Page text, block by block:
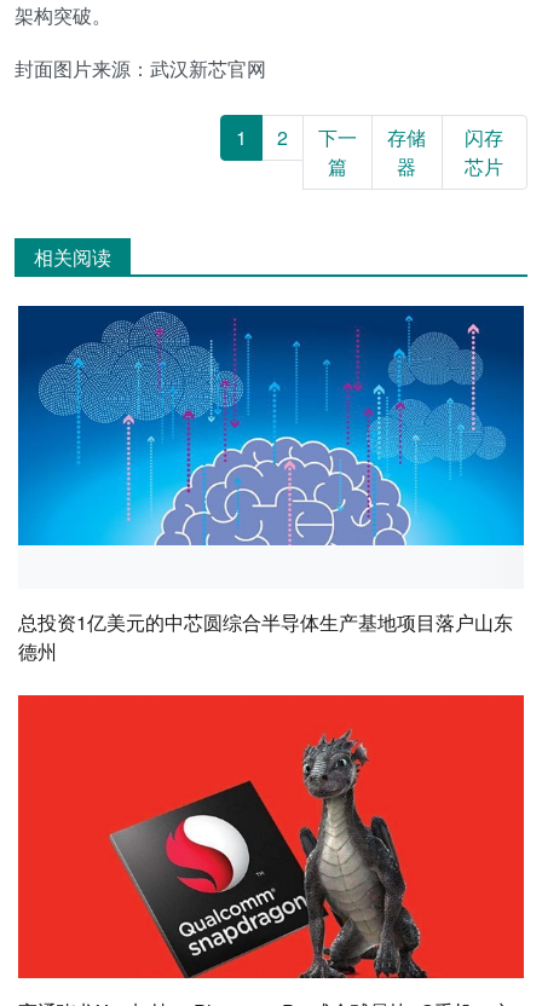
架构突破。
封面图片来源：武汉新芯官网
1 2
下一
篇
存储
器
闪存
芯片
相关阅读
总投资1亿美元的中芯圆综合半导体生产基地项目落户山东
德州